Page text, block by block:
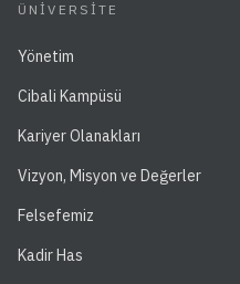
ÜNIVERSITE
Yönetim
Cibali Kampüsü
Kariyer Olanakları
Vizyon, Misyon ve Değerler
Felsefemiz
Kadir Has